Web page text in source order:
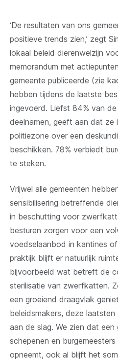
‘De resultaten van ons
positieve trends zien,’ zegt
lokaal beleid dierenwelzijn
memorandum met
gemeente publiceerde (zie
hebben tijdens de laatste
ingevoerd. Liefst 84% van
deelnamen, geeft aan dat ze
politiezone over een
beschikken. 78% verbiedt
te steken.
Vrijwel alle gemeenten
sensibilisering betreffende
in beschutting voor
besturen zorgen voor een
voedselaanbod in kantines
praktijk blijft er natuurlijk
bijvoorbeeld wat betreft de
sterilisatie van zwerfkatten.
een groeiend draagvlak
beleidsmakers, deze
aan de slag. We zien dat een
schepenen en
opneemt, ook al blijft het